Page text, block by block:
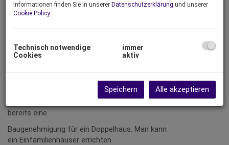
bereits eine
Baugenehmigung für ein Doppelhaus. Man kann
ein Einfamilienhäuser errichten.
Informationen finden Sie in unserer Datenschutzerklärung und unserer
Cookie Policy.
Technisch notwendige
Cookies
immer
aktiv
Speichern Alle akzeptieren